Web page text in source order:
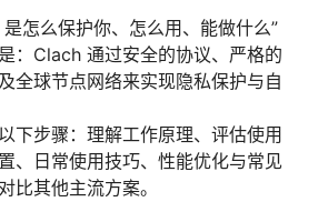
怎么保护你、怎么用、能做什么”
：Clach 通过安全的协议、严格的
全球节点网络来实现隐私保护与自
下步骤：理解工作原理、评估使用
、日常使用技巧、性能优化与常见
比其他主流方案。